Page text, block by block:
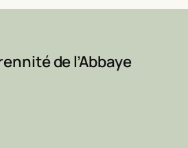
de l’Abbaye